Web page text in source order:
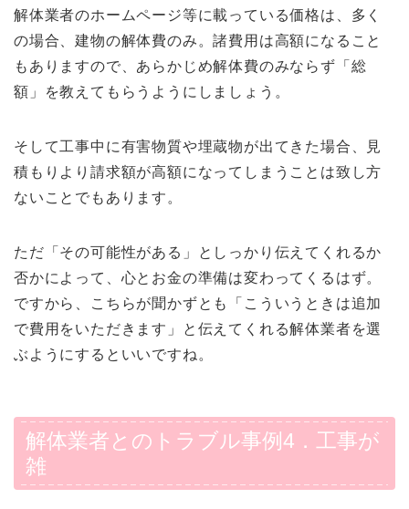
解体業者のホームページ等に載っている価格は、多く
の場合、建物の解体費のみ。諸費用は高額になること
もありますので、あらかじめ解体費のみならず「総
額」を教えてもらうようにしましょう。
そして工事中に有害物質や埋蔵物が出てきた場合、見
積もりより請求額が高額になってしまうことは致し方
ないことでもあります。
ただ「その可能性がある」としっかり伝えてくれるか
否かによって、心とお金の準備は変わってくるはず。
ですから、こちらが聞かずとも「こういうときは追加
で費用をいただきます」と伝えてくれる解体業者を選
ぶようにするといいですね。
解体業者とのトラブル事例4．工事が
雑